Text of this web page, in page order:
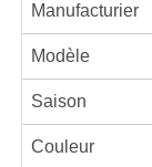
Manufacturier
Modèle
Saison
Couleur